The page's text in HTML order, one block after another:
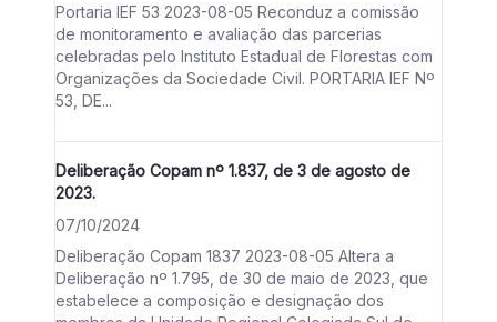
Portaria IEF 53 2023-08-05 Reconduz a comissão
de monitoramento e avaliação das parcerias
celebradas pelo Instituto Estadual de Florestas com
Organizações da Sociedade Civil. PORTARIA IEF Nº
53, DE...
Deliberação Copam nº 1.837, de 3 de agosto de
2023.
07/10/2024
Deliberação Copam 1837 2023-08-05 Altera a
Deliberação nº 1.795, de 30 de maio de 2023, que
estabelece a composição e designação dos